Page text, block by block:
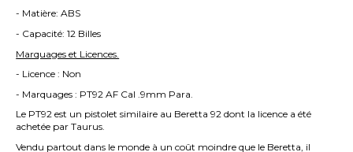
- Matière: ABS
- Capacité: 12 Billes
Marquages et Licences.
- Licence : Non
- Marquages : PT92 AF Cal .9mm Para.
Le PT92 est un pistolet similaire au Beretta 92 dont la licence a été
achetée par Taurus.
Vendu partout dans le monde à un coût moindre que le Beretta, il